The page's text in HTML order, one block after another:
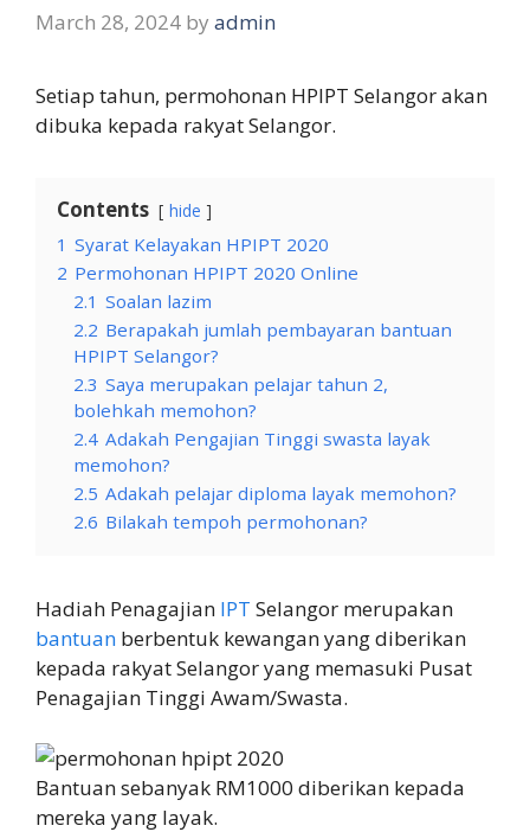
March 28, 2024 by admin
Setiap tahun, permohonan HPIPT Selangor akan
dibuka kepada rakyat Selangor.
Contents hide
1 Syarat Kelayakan HPIPT 2020
2 Permohonan HPIPT 2020 Online
2.1 Soalan lazim
2.2 Berapakah jumlah pembayaran bantuan
HPIPT Selangor?
2.3 Saya merupakan pelajar tahun 2,
bolehkah memohon?
2.4 Adakah Pengajian Tinggi swasta layak
memohon?
2.5 Adakah pelajar diploma layak memohon?
2.6 Bilakah tempoh permohonan?
Hadiah Penagajian IPT Selangor merupakan
bantuan berbentuk kewangan yang diberikan
kepada rakyat Selangor yang memasuki Pusat
Penagajian Tinggi Awam/Swasta.
Bantuan sebanyak RM1000 diberikan kepada
mereka yang layak.